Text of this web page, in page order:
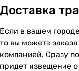
Доставка
Если в вашем
то вы можете
компанией. Сразу
придет извещение о